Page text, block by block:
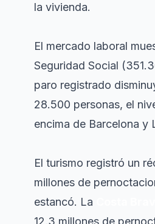
la vivienda.
El mercado laboral
Seguridad Social
paro registrado
28.500 personas, el
encima de Barcelona y
El turismo registró un
millones de
estancó. La
12,3 millones de